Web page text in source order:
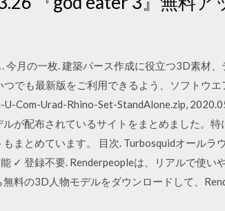
月の一枚. 建築パース作成に役立つ3D素材、
でも最新版をご利用できるよう、ソフトウエ
Com-Urad-Rhino-Set-StandAlone.zip,
が配布されているサイトをまとめました。特
まとめています。 目次. Turbosquidオールラ
✓ 登録不要. Renderpeopleは、リアルで使い
料の3D人物モデルをダウンロードして、